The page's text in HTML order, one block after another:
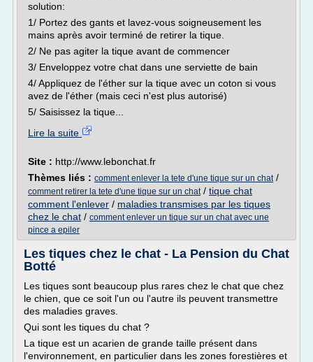
solution:
1/ Portez des gants et lavez-vous soigneusement les
mains après avoir terminé de retirer la tique.
2/ Ne pas agiter la tique avant de commencer
3/ Enveloppez votre chat dans une serviette de bain
4/ Appliquez de l'éther sur la tique avec un coton si vous
avez de l'éther (mais ceci n'est plus autorisé)
5/ Saisissez la tique...
Lire la suite
Site : http://www.lebonchat.fr
Thèmes liés : comment enlever la tete d'une tique sur un chat/
comment retirer la tete d'une tique sur un chat/ tique chat
comment l'enlever / maladies transmises par les tiques
chez le chat / comment enlever un tique sur un chat avec une
pince a epiler
Les tiques chez le chat - La Pension du Chat
Botté
Les tiques sont beaucoup plus rares chez le chat que chez
le chien, que ce soit l'un ou l'autre ils peuvent transmettre
des maladies graves.
Qui sont les tiques du chat ?
La tique est un acarien de grande taille présent dans
l'environnement, en particulier dans les zones forestières et